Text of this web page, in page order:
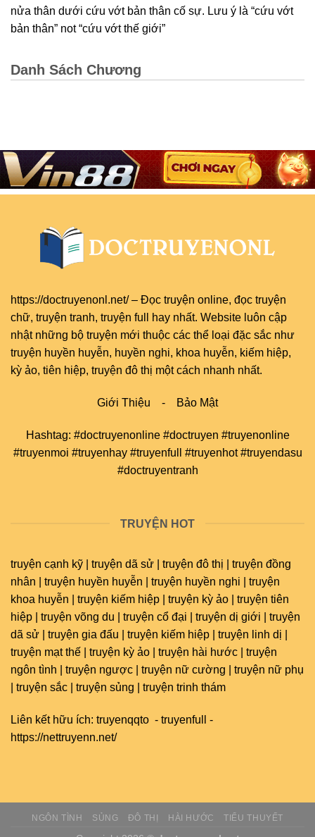
nửa thân dưới cứu vớt bản thân cố sự. Lưu ý là “cứu vớt
bản thân” not “cứu vớt thế giới”
Danh Sách Chương
https://doctruyenonl.net/ – Đọc truyện online, đọc truyện
chữ, truyện tranh, truyện full
hay nhất. Website luôn cập
nhật những bộ truyện mới thuộc các thể loại đặc sắc như
truyện huyền huyễn, huyền nghi, khoa huyễn, kiếm hiệp,
kỳ ảo, tiên hiệp, truyện đô thị một cách nhanh nhất.
Giới Thiệu - Bảo Mật
Hashtag: #doctruyenonline #doctruyen #truyenonline
#truyenmoi #truyenhay #truyenfull #truyenhot #truyendasu
#doctruyentranh
TRUYỆN HOT
truyện cạnh kỹ | truyện dã sử | truyện đô thị | truyện đồng
nhân | truyện huyền huyễn | truyện huyền nghi | truyện
khoa huyễn | truyện kiếm hiệp | truyện kỳ ảo | truyện tiên
hiệp | truyện võng du | truyện cổ đại | truyện dị giới | truyện
dã sử | truyện gia đấu | truyện kiếm hiệp | truyện linh dị |
truyện mạt thế | truyện kỳ ảo | truyện hài hước | truyện
ngôn tình | truyện ngược | truyện nữ cường | truyện nữ phụ
| truyện sắc | truyện sủng | truyện trinh thám
Liên kết hữu ích: truyenqqto - truyenfull
-
https://nettruyenn.net/
NGÔN TÌNH SỦNG ĐÔ THỊ HÀI HƯỚC TIỂU THUYẾT